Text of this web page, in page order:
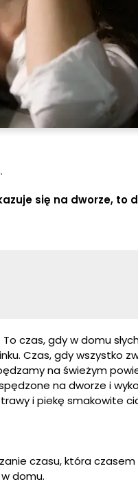
się na dworze, to
czas, gdy w domu
Czas, gdy wszystko
na świeżym
na dworze i
i piekę smakowite
czasu, która czasem
domu.